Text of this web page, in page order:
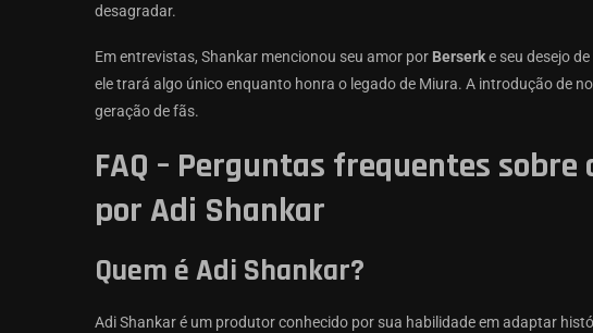
desagradar.
Em entrevistas, Shankar mencionou seu amor por Berserke seu desejo
ele trará algo único enquanto honra o legado de Miura. A introdução de
geração de fãs.
FAQ – Perguntas frequentes
por Adi Shankar
Quem é Adi Shankar?
Adi Shankar é um produtor conhecido por sua habilidade em adaptar